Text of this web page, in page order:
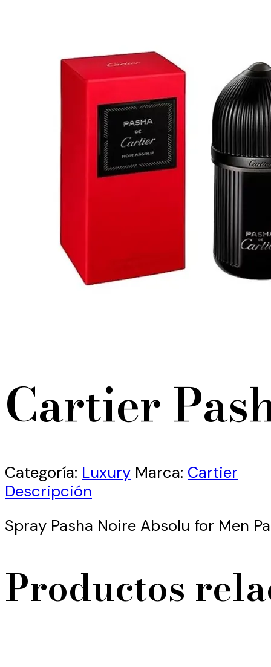
Cartier
Categoría: Luxury Marca: Cartier
Descripción
Spray Pasha Noire Absolu for Men
Productos